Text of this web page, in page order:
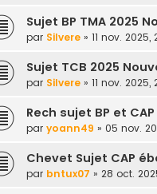
Sujet BP TMA 2025
par Silvere » 11 nov. 2025,
Sujet TCB 2025
par Silvere » 11 nov.
Rech sujet BP et
par yoann49 » 05 nov.
Chevet Sujet CAP
par bntux07 » 28 oct.